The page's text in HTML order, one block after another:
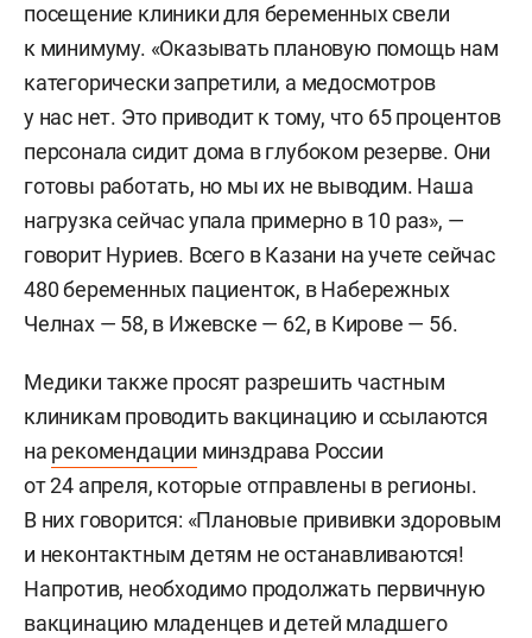
посещение клиники для беременных свели
к минимуму. «Оказывать плановую помощь нам
категорически запретили, а медосмотров
у нас нет. Это приводит к тому, что 65 процентов
персонала сидит дома в глубоком резерве. Они
готовы работать, но мы их не выводим. Наша
нагрузка сейчас упала примерно в 10 раз», —
говорит Нуриев. Всего в Казани на учете сейчас
480 беременных пациенток, в Набережных
Челнах — 58, в Ижевске — 62, в Кирове — 56.
Медики также просят разрешить частным
клиникам проводить вакцинацию и ссылаются
на рекомендации минздрава России
от 24 апреля, которые отправлены в регионы.
В них говорится: «Плановые прививки здоровым
и неконтактным детям не останавливаются!
Напротив, необходимо продолжать первичную
вакцинацию младенцев и детей младшего